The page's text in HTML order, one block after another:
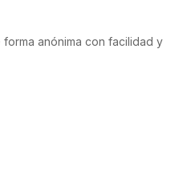
anónima con facilidad y